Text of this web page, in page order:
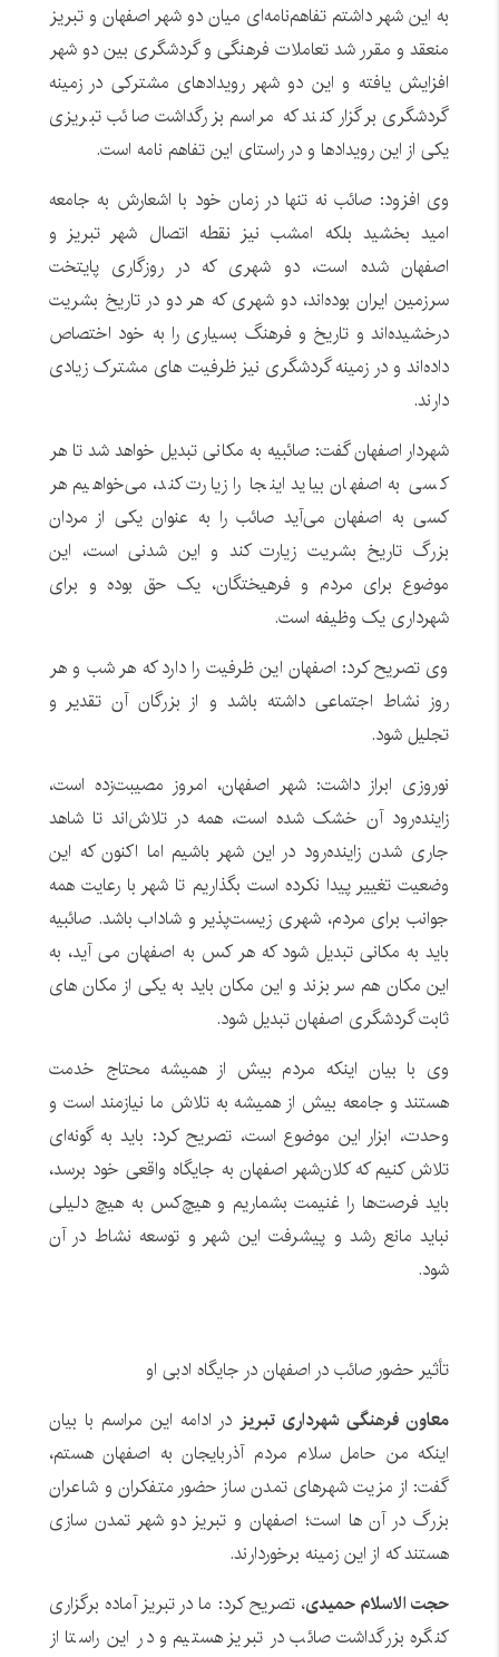
به این شهر داشتم تفاهم‌نامه‌ای میان دو شهر اصفهان و تبریز
منعقد و مقرر شد تعاملات فرهنگی و گردشگری بین دو شهر
افزایش یافته و این دو شهر رویدادهای مشترکی در زمینه
گردشگری برگزار کنند که مراسم بزرگداشت صائب تبریزی
یکی از این رویدادها و در راستای این تفاهم نامه است.
وی افزود: صائب نه تنها در زمان خود با اشعارش به جامعه
امید بخشید بلکه امشب نیز نقطه اتصال شهر تبریز و
اصفهان شده است، دو شهری که در روزگاری پایتخت
سرزمین ایران بوده‌اند، دو شهری که هر دو در تاریخ بشریت
درخشیده‌اند و تاریخ و فرهنگ بسیاری را به خود اختصاص
داده‌اند و در زمینه گردشگری نیز ظرفیت های مشترک زیادی
دارند.
شهردار اصفهان گفت: صائبیه به مکانی تبدیل خواهد شد تا هر
کسی به اصفهان بیاید اینجا را زیارت کند، می‌خواهیم هر
کسی به اصفهان می‌آید صائب را به عنوان یکی از مردان
بزرگ تاریخ بشریت زیارت کند و این شدنی است، این
موضوع برای مردم و فرهیختگان، یک حق بوده و برای
شهرداری یک وظیفه است.
وی تصریح کرد: اصفهان این ظرفیت را دارد که هر شب و هر
روز نشاط اجتماعی داشته باشد و از بزرگان آن تقدیر و
تجلیل شود.
نوروزی ابراز داشت: شهر اصفهان، امروز مصیبت‌زده است،
زاینده‌رود آن خشک شده است، همه در تلاش‌اند تا شاهد
جاری شدن زاینده‌رود در این شهر باشیم اما اکنون که این
وضعیت تغییر پیدا نکرده است بگذاریم تا شهر با رعایت همه
جوانب برای مردم، شهری زیست‌پذیر و شاداب باشد. صائبیه
باید به مکانی تبدیل شود که هر کس به اصفهان می آید، به
این مکان هم سر بزند و این مکان باید به یکی از مکان های
ثابت گردشگری اصفهان تبدیل شود.
وی با بیان اینکه مردم بیش از همیشه محتاج خدمت
هستند و جامعه بیش از همیشه به تلاش ما نیازمند است و
وحدت، ابزار این موضوع است، تصریح کرد: باید به گونه‌ای
تلاش کنیم که کلان‌شهر اصفهان به جایگاه واقعی خود برسد،
باید فرصت‌ها را غنیمت بشماریم و هیچ‌کس به هیچ دلیلی
نباید مانع رشد و پیشرفت این شهر و توسعه نشاط در آن
شود.
تأثیر حضور صائب در اصفهان در جایگاه ادبی او
معاون فرهنگی شهرداری تبریزدر ادامه این مراسم با بیان
اینکه من حامل سلام مردم آذربایجان به اصفهان هستم،
گفت: از مزیت شهرهای تمدن ساز حضور متفکران و شاعران
بزرگ در آن ها است؛ اصفهان و تبریز دو شهر تمدن سازی
هستند که از این زمینه برخوردارند.
حجت الاسلام حمیدی، تصریح کرد: ما در تبریز آماده برگزاری
کنگره بزرگداشت صائب در تبریز هستیم و در این راستا از